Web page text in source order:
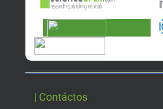
| Contáctos